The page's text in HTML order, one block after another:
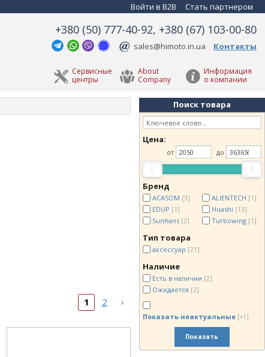
Войти в B2B Стать партнером
+380 (50) 777-40-92, +380 (67) 103-00-80
sales@himoto.in.ua Контакты
Информация
о компании
About
Company
Сервисные
центры
1 2 ›
Поиск товара
Цена:
от до
Бренд
ACASOM [3] ALIENTECH [1]
EDUP [1] Huashi [13]
Sunhans [2] Turbowing [1]
Тип товара
аксессуар [21]
Наличие
Есть в наличии [2]
Ожидается [2]
Показать неактуальные [+1]
Показать